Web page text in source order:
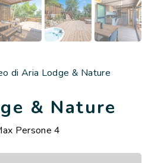
di Aria Lodge & Nature
& Nature
Persone 4